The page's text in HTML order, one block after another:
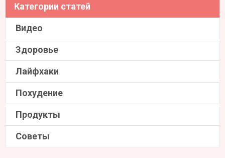
Категории статей
Видео
Здоровье
Лайфхаки
Похудение
Продукты
Советы